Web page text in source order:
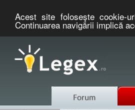
Acest site foloseşte cookie-
Continuarea navigării implică
Info :
Creându-vă un cont pe